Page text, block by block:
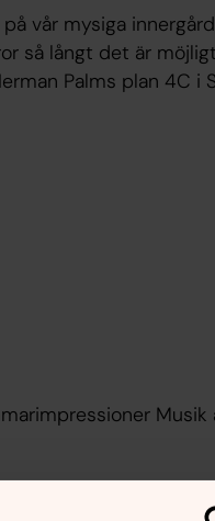
församlingsgård. Alltid
Kaffe/te och kakor: 60 kr
Herman Palms plan 4C
av Johann Sebastian Bach,